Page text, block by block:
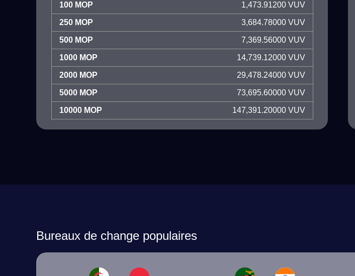
100 MOP 1,473.91200 VUV
250 MOP 3,684.78000 VUV
500 MOP 7,369.56000 VUV
1000 MOP 14,739.12000 VUV
2000 MOP 29,478.24000 VUV
5000 MOP 73,695.60000 VUV
10000 MOP 147,391.20000 VUV
Bureaux de change populaires